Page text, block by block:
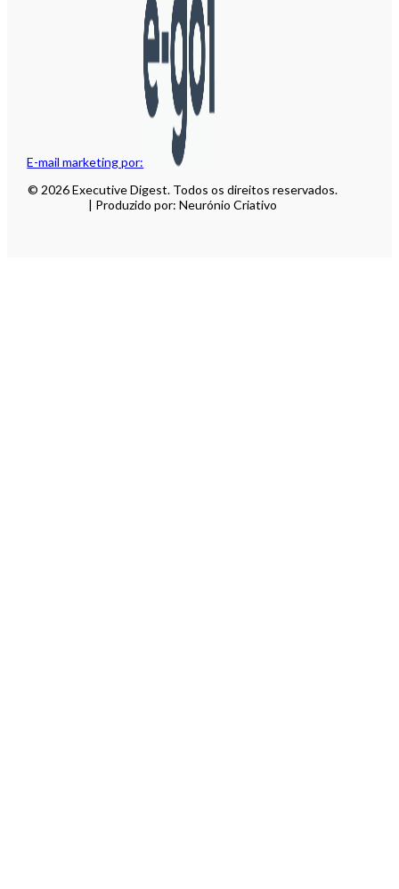
E-mail marketing por:
© 2026 Executive Digest. Todos os direitos reservados.
| Produzido por: Neurónio Criativo